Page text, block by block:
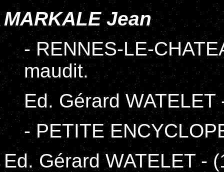
MARKALE Jean
- RENNES-LE-
maudit.
Ed. Gérard
- PETITE
Ed. Gérard WATELET -